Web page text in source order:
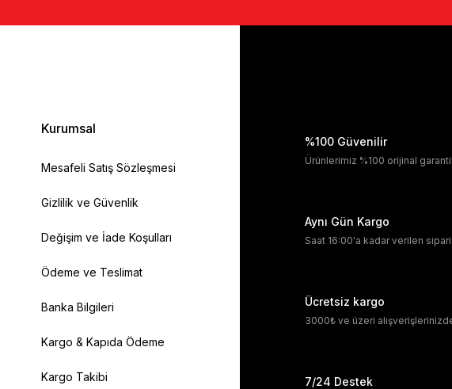
Kurumsal
Mesafeli Satış Sözleşmesi
Gizlilik ve Güvenlik
Değişim ve İade Koşulları
Ödeme ve Teslimat
Banka Bilgileri
Kargo & Kapıda Ödeme
Kargo Takibi
%100 Güvenilir
Ürünlerimiz %100 orijinal
Aynı Gün Kargo
Saat 16:00'a kadar verilen
Ücretsiz kargo
3000₺ ve üzeri
7/24 Destek